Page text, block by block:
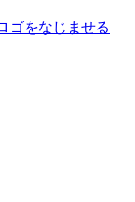
ゴをなじませる